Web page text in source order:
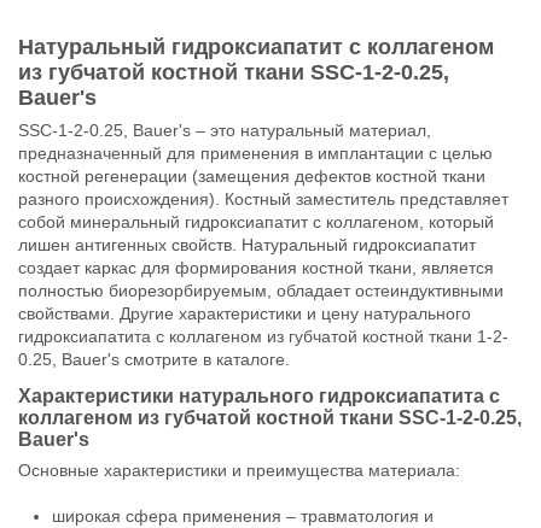
Натуральный гидроксиапатит с коллагеном
из губчатой костной ткани SSC-1-2-0.25,
Bauer's
SSC-1-2-0.25, Bauer's – это натуральный материал,
предназначенный для применения в имплантации с целью
костной регенерации (замещения дефектов костной ткани
разного происхождения). Костный заместитель представляет
собой минеральный гидроксиапатит с коллагеном, который
лишен антигенных свойств. Натуральный гидроксиапатит
создает каркас для формирования костной ткани, является
полностью биорезорбируемым, обладает остеиндуктивными
свойствами. Другие характеристики и цену натурального
гидроксиапатита с коллагеном из губчатой костной ткани 1-2-
0.25, Bauer's смотрите в каталоге.
Характеристики натурального гидроксиапатита с
коллагеном из губчатой костной ткани SSC-1-2-0.25,
Bauer's
Основные характеристики и преимущества материала:
широкая сфера применения – травматология и